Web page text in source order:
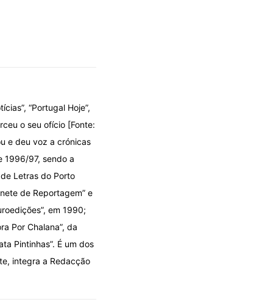
“Portugal Hoje”,
o seu ofício [Fonte:
e deu voz a crónicas
1996/97, sendo a
Letras do Porto
de Reportagem” e
em 1990;
Por Chalana”, da
Pintinhas”. É um dos
integra a Redacção